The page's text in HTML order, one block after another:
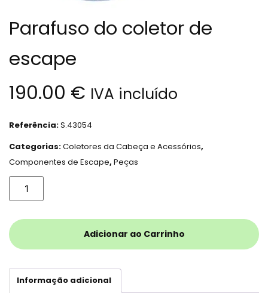
Parafuso do coletor de
escape
190.00 € IVA incluído
Referência:S.43054
Categorias:Coletores da Cabeça e Acessórios,
Componentes de Escape, Peças
Adicionar ao Carrinho
Informação adicional